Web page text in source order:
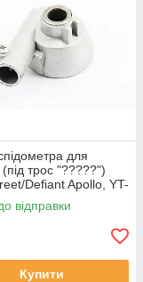
для
(під трос "?????")
Defiant Apollo, YT-
відправки
Купити